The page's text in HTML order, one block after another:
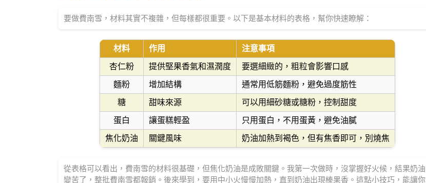
要做費南雪，材料其實不複雜，但每樣都很重要。以下是基本材料的表格，幫你快速瞭解：
材料 作用 注意事項
杏仁粉 提供堅果香氣和濕潤度 要選細緻的，粗粒會影響口感
麵粉 增加結構 通常用低筋麵粉，避免過度筋性
糖 甜味來源 可以用細砂糖或糖粉，控制甜度
蛋白 讓蛋糕輕盈 只用蛋白，不用蛋黃，避免油膩
焦化奶油 關鍵風味 奶油加熱到褐色，但有焦香即可，別燒焦
從表格可以看出，費南雪的材料很基礎，但焦化奶油是成敗關鍵。我第一次做時，沒掌握好火候，結果奶油
變苦了，整批費南雪都報銷。後來學到，要用中小火慢慢加熱，直到奶油出現榛果香。這點小技巧，能讓你